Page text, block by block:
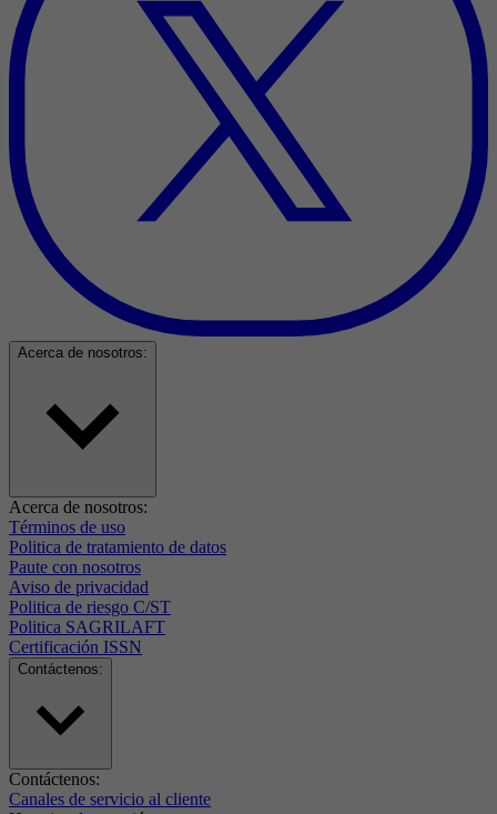
Acerca de nosotros:
Acerca de nosotros:
Términos de uso
Politica de tratamiento de datos
Paute con nosotros
Aviso de privacidad
Politica de riesgo C/ST
Politica SAGRILAFT
Certificación ISSN
Contáctenos:
Contáctenos:
Canales de servicio al cliente